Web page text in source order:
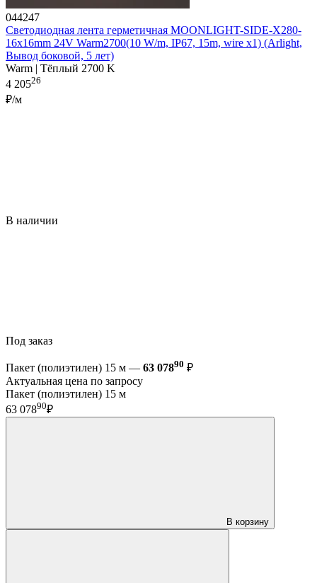
044247
Светодиодная лента герметичная MOONLIGHT-SIDE-X280-
16x16mm 24V Warm2700(10 W/m, IP67, 15m, wire x1) (Arlight,
Вывод боковой, 5 лет)
Warm | Тёплый 2700 K
4 20526
₽/м
В наличии
Под заказ
Пакет (полиэтилен) 15 м — 63 07890 ₽
Актуальная цена по запросу
Пакет (полиэтилен) 15 м
63 07890₽
В корзину